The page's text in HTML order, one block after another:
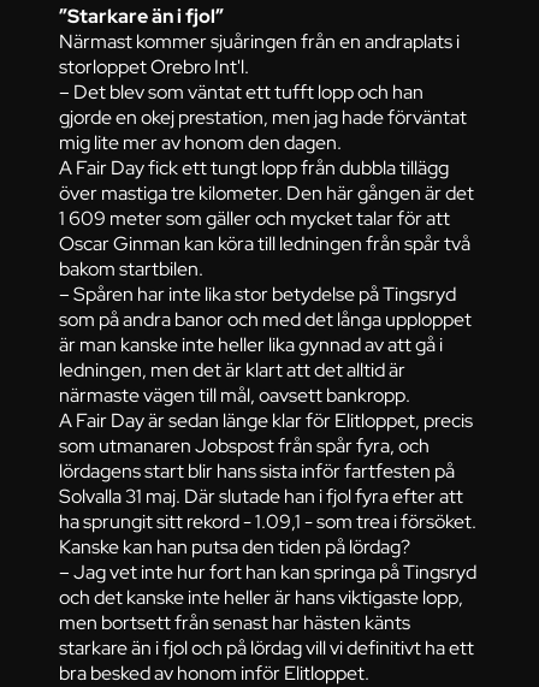
”Starkare än i fjol”
Närmast kommer sjuåringen från en andraplats i
storloppet Orebro Int'l.
– Det blev som väntat ett tufft lopp och han
gjorde en okej prestation, men jag hade förväntat
mig lite mer av honom den dagen.
A Fair Day fick ett tungt lopp från dubbla tillägg
över mastiga tre kilometer. Den här gången är det
1 609 meter som gäller och mycket talar för att
Oscar Ginman kan köra till ledningen från spår två
bakom startbilen.
– Spåren har inte lika stor betydelse på Tingsryd
som på andra banor och med det långa upploppet
är man kanske inte heller lika gynnad av att gå i
ledningen, men det är klart att det alltid är
närmaste vägen till mål, oavsett bankropp.
A Fair Day är sedan länge klar för Elitloppet, precis
som utmanaren Jobspost från spår fyra, och
lördagens start blir hans sista inför fartfesten på
Solvalla 31 maj. Där slutade han i fjol fyra efter att
ha sprungit sitt rekord - 1.09,1 - som trea i försöket.
Kanske kan han putsa den tiden på lördag?
– Jag vet inte hur fort han kan springa på Tingsryd
och det kanske inte heller är hans viktigaste lopp,
men bortsett från senast har hästen känts
starkare än i fjol och på lördag vill vi definitivt ha ett
bra besked av honom inför Elitloppet.